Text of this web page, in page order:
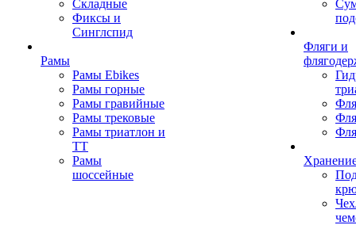
Складные
Фиксы и
Синглспид
Рамы
Рамы Ebikes
Рамы горные
Рамы гравийные
Рамы трековые
Рамы триатлон и
ТТ
Рамы
шоссейные
Фляги и